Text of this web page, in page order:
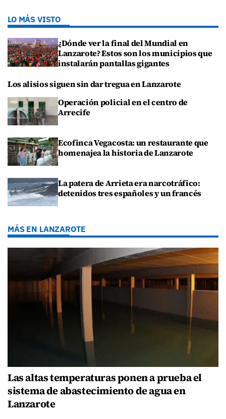
LO MÁS VISTO
¿Dónde ver la final del Mundial en
Lanzarote? Estos son los municipios que
instalarán pantallas gigantes
Los alisios siguen sin dar tregua en Lanzarote
Operación policial en el centro de
Arrecife
Ecofinca Vegacosta: un restaurante que
homenajea la historia de Lanzarote
La patera de Arrieta era narcotráfico:
detenidos tres españoles y un francés
MÁS EN LANZAROTE
Las altas temperaturas ponen a prueba el
sistema de abastecimiento de agua en
Lanzarote